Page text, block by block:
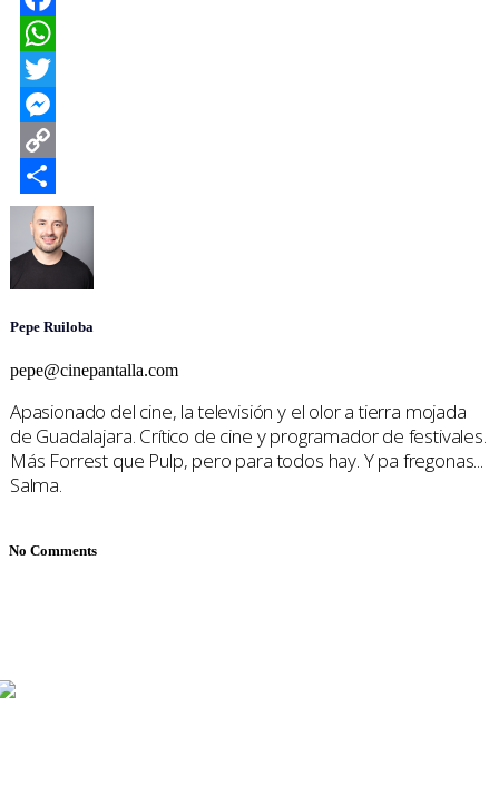
Facebook
WhatsApp
Twitter
Messenger
Copy
Link
Compartir
Pepe Ruiloba
pepe@cinepantalla.com
Apasionado del cine, la televisión y el olor a tierra mojada
de Guadalajara. Crítico de cine y programador de festivales.
Más Forrest que Pulp, pero para todos hay. Y pa fregonas...
Salma.
No Comments